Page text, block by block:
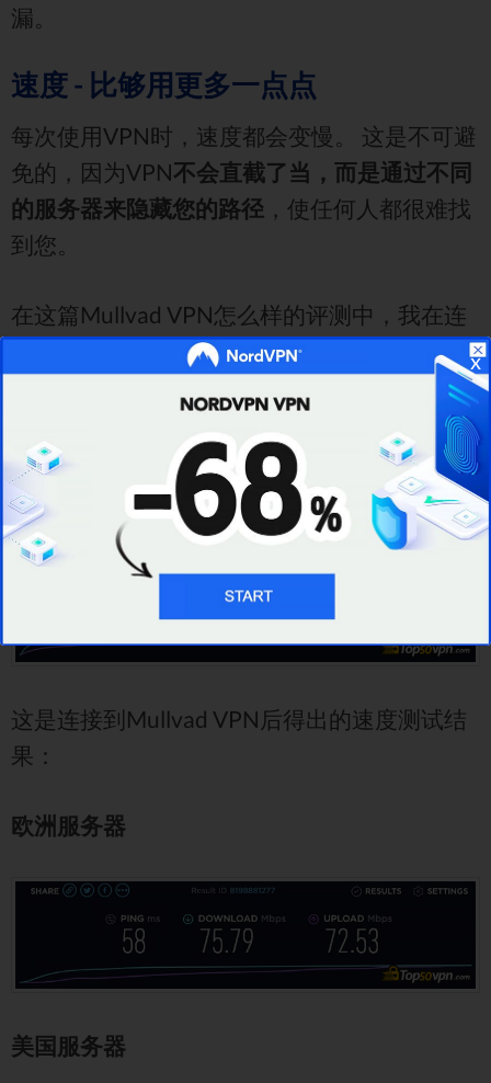
漏。
速度 - 比够用更多一点点
每次使用VPN时，速度都会变慢。 这是不可避
免的，因为VPN不会直截了当，而是通过不同
的服务器来隐藏您的路径 ，使任何人都很难找
到您。
在这篇Mullvad VPN怎么样的评测中，我在连
接到不同服务器时进行了速度测试
，以显示速
和往常一样，这是我连接到Mullvad VPN之前
的基准测试：
这是连接到Mullvad VPN后得出的速度测试结
果：
欧洲服务器
美国服务器
x